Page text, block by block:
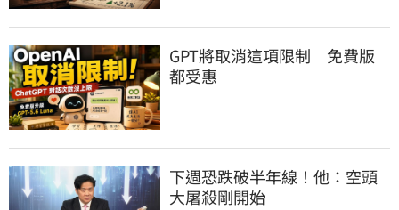
GPT將取消這項限制　免費版
都受惠
下週恐跌破半年線！他：空頭
大屠殺剛開始